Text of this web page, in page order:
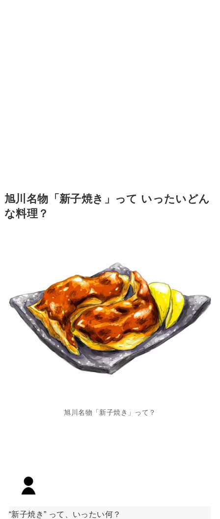
旭川名物「新子焼き」って いったいどん
な料理？
旭川名物「新子焼き」って？
“新子焼き” って、いったい何？